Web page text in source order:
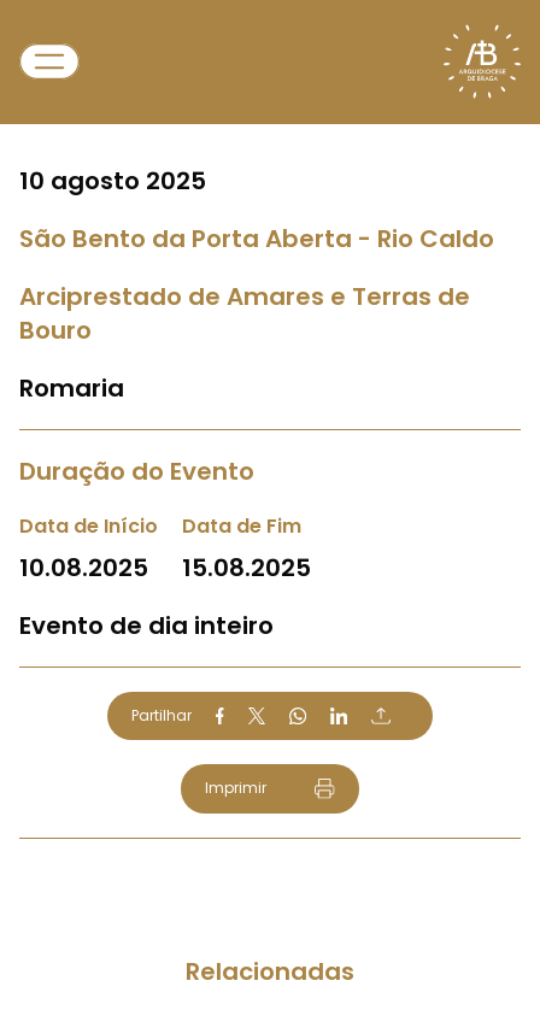
10 agosto 2025
São Bento da Porta Aberta - Rio Caldo
Arciprestado de Amares e Terras de
Bouro
Romaria
Duração do Evento
Data de Início
10.08.2025
Data de Fim
15.08.2025
Evento de dia inteiro
Partilhar
Imprimir
Relacionadas